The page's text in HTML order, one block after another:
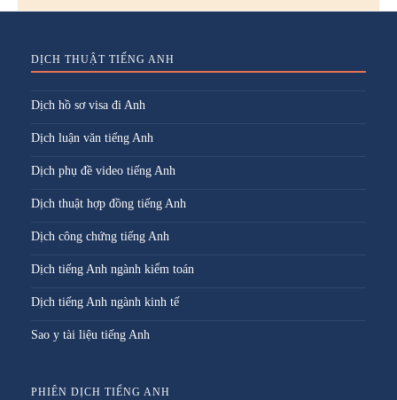
DỊCH THUẬT TIẾNG ANH
Dịch hồ sơ visa đi Anh
Dịch luận văn tiếng Anh
Dịch phụ đề video tiếng Anh
Dịch thuật hợp đồng tiếng Anh
Dịch công chứng tiếng Anh
Dịch tiếng Anh ngành kiểm toán
Dịch tiếng Anh ngành kinh tế
Sao y tài liệu tiếng Anh
PHIÊN DỊCH TIẾNG ANH